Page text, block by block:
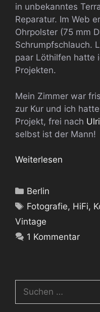
in unbekanntes
Reparatur. Im Web
Ohrpolster (75 mm
Schrumpfschlauch.
paar Löthilfen hatte
Projekten.
Mein Zimmer war
zur Kur und ich
Projekt, frei nach
selbst ist der Mann!
Weiterlesen
Kategorien
Berlin
Schlagwörter
Fotografie, HiFi,
Vintage
1 Kommentar
Suchen